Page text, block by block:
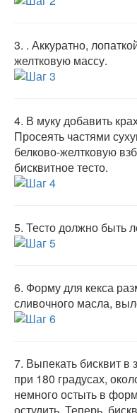
3. . Аккуратно,
желтковую массу.
4. В муку добавить
Просеять частями
белково-желтковую
бисквитное тесто.
5. Тесто должно быть
6. Форму для кекса
сливочного масла,
7. Выпекать бисквит в
при 180 градусах,
немного остыть в